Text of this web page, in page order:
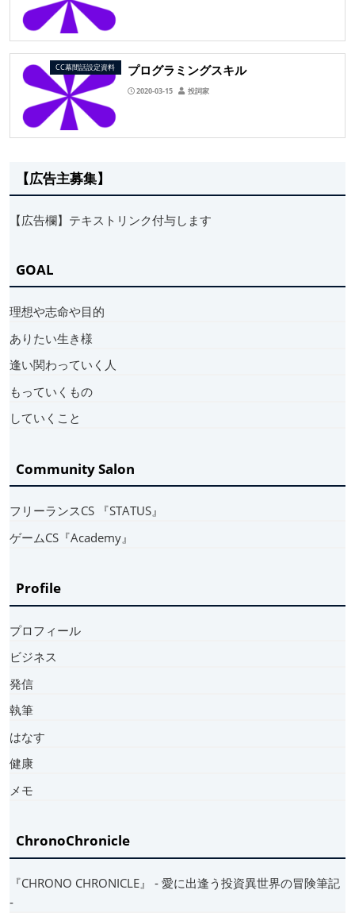
CC幕間話設定資料 プログラミングスキル
2020-03-15 投詞家
【広告主募集】
【広告欄】テキストリンク付与します
GOAL
理想や志命や目的
ありたい生き様
逢い関わっていく人
もっていくもの
していくこと
Community Salon
フリーランスCS 『STATUS』
ゲームCS『Academy』
Profile
プロフィール
ビジネス
発信
執筆
はなす
健康
メモ
ChronoChronicle
『CHRONO CHRONICLE』 ‐ 愛に出逢う投資異世界の冒険筆記
‐